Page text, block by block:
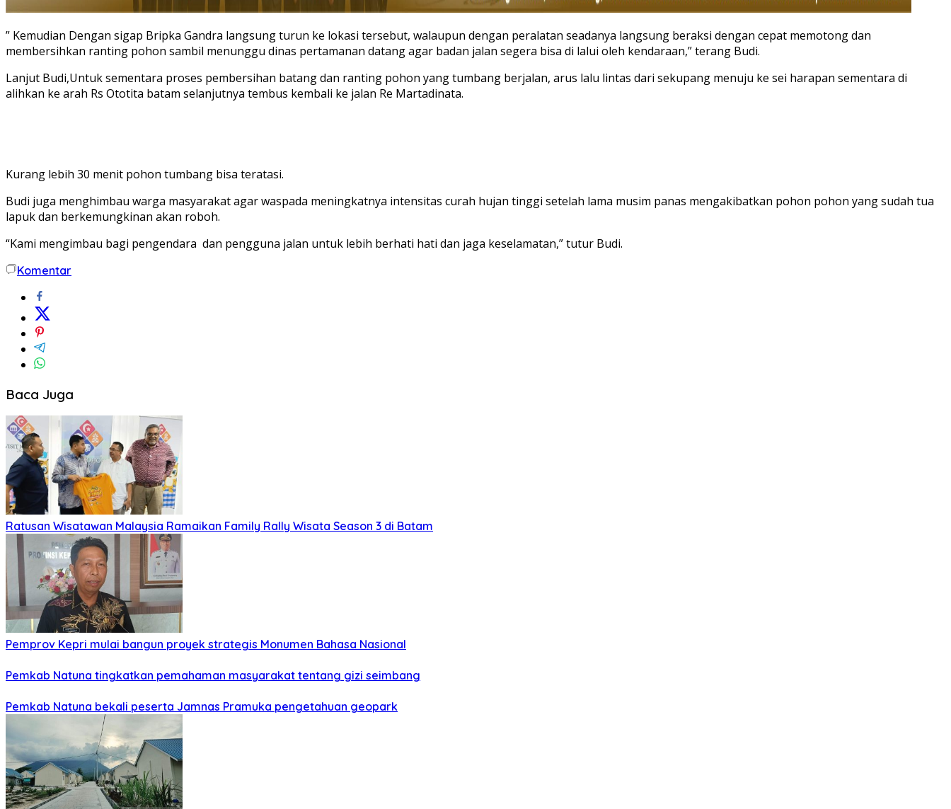
” Kemudian Dengan sigap Bripka Gandra langsung turun ke lokasi tersebut, walaupun dengan peralatan seadanya langsung beraksi dengan cepat memotong dan
membersihkan ranting pohon sambil menunggu dinas pertamanan datang agar badan jalan segera bisa di lalui oleh kendaraan,” terang Budi.
Lanjut Budi,Untuk sementara proses pembersihan batang dan ranting pohon yang tumbang berjalan, arus lalu lintas dari sekupang menuju ke sei harapan sementara di
alihkan ke arah Rs Ototita batam selanjutnya tembus kembali ke jalan Re Martadinata.
Kurang lebih 30 menit pohon tumbang bisa teratasi.
Budi juga menghimbau warga masyarakat agar waspada meningkatnya intensitas curah hujan tinggi setelah lama musim panas mengakibatkan pohon pohon yang sudah tua
lapuk dan berkemungkinan akan roboh.
“Kami mengimbau bagi pengendara dan pengguna jalan untuk lebih berhati hati dan jaga keselamatan,” tutur Budi.
Komentar
Baca Juga
Ratusan Wisatawan Malaysia Ramaikan Family Rally Wisata Season 3 di Batam
Pemprov Kepri mulai bangun proyek strategis Monumen Bahasa Nasional
Pemkab Natuna tingkatkan pemahaman masyarakat tentang gizi seimbang
Pemkab Natuna bekali peserta Jamnas Pramuka pengetahuan geopark